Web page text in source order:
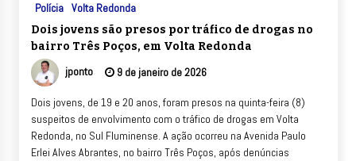
Polícia Volta Redonda
Dois jovens são presos por tráfico de drogas no
bairro Três Poços, em Volta Redonda
jponto 9 de janeiro de 2026
Dois jovens, de 19 e 20 anos, foram presos na quinta-feira (8)
suspeitos de envolvimento com o tráfico de drogas em Volta
Redonda, no Sul Fluminense. A ação ocorreu na Avenida Paulo
Erlei Alves Abrantes, no bairro Três Poços, após denúncias